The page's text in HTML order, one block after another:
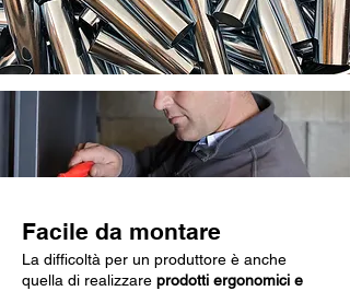
Facile da montare
La difficoltà per un produttore è anche
quella di realizzare prodotti ergonomici e